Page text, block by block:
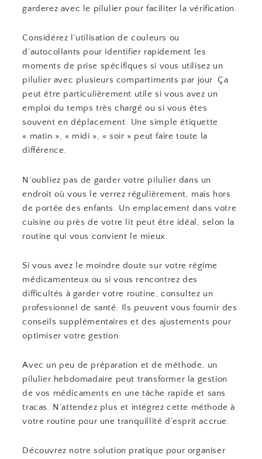
garderez avec le pilulier pour faciliter la vérification.
Considérez l’utilisation de couleurs ou
d’autocollants pour identifier rapidement les
moments de prise spécifiques si vous utilisez un
pilulier avec plusieurs compartiments par jour. Ça
peut être particulièrement utile si vous avez un
emploi du temps très chargé ou si vous êtes
souvent en déplacement. Une simple étiquette
« matin », « midi », « soir » peut faire toute la
différence.
N’oubliez pas de garder votre pilulier dans un
endroit où vous le verrez régulièrement, mais hors
de portée des enfants. Un emplacement dans votre
cuisine ou près de votre lit peut être idéal, selon la
routine qui vous convient le mieux.
Si vous avez le moindre doute sur votre régime
médicamenteux ou si vous rencontrez des
difficultés à garder votre routine, consultez un
professionnel de santé. Ils peuvent vous fournir des
conseils supplémentaires et des ajustements pour
optimiser votre gestion.
Avec un peu de préparation et de méthode, un
pilulier hebdomadaire peut transformer la gestion
de vos médicaments en une tâche rapide et sans
tracas. N’attendez plus et intégrez cette méthode à
votre routine pour une tranquillité d’esprit accrue.
Découvrez notre solution pratique pour organiser